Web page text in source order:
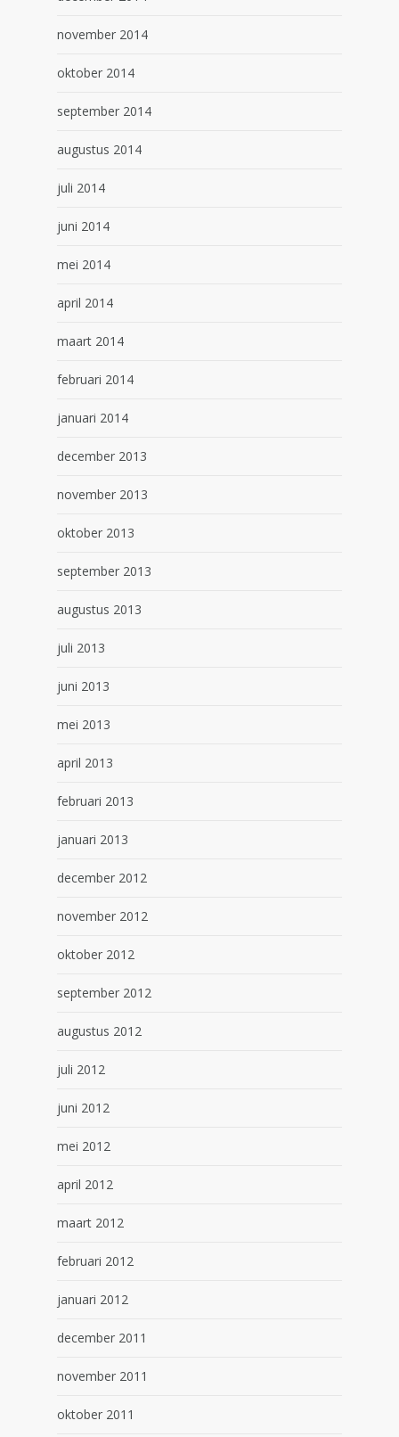
november 2014
oktober 2014
september 2014
augustus 2014
juli 2014
juni 2014
mei 2014
april 2014
maart 2014
februari 2014
januari 2014
december 2013
november 2013
oktober 2013
september 2013
augustus 2013
juli 2013
juni 2013
mei 2013
april 2013
februari 2013
januari 2013
december 2012
november 2012
oktober 2012
september 2012
augustus 2012
juli 2012
juni 2012
mei 2012
april 2012
maart 2012
februari 2012
januari 2012
december 2011
november 2011
oktober 2011